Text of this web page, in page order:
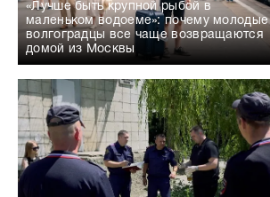
«Лучше быть крупной рыбой в
маленьком водоеме»: почему молодые
волгоградцы все чаще возвращаются
домой из Москвы